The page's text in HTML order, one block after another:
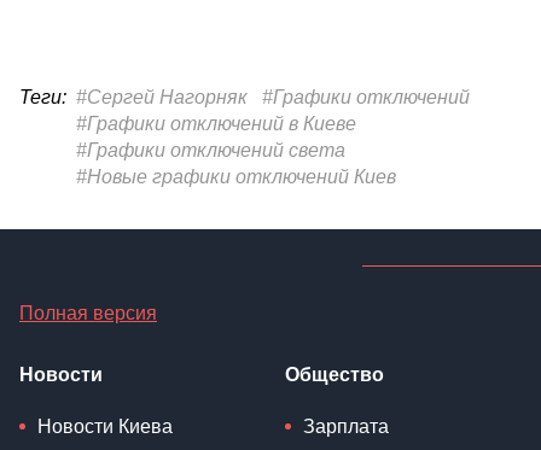
Теги: #Сергей Нагорняк
#Графики отключений
#Графики отключений в Киеве
#Графики отключений света
#Новые графики отключений Киев
Полная версия
Новости
Новости Киева
Общество
Зарплата